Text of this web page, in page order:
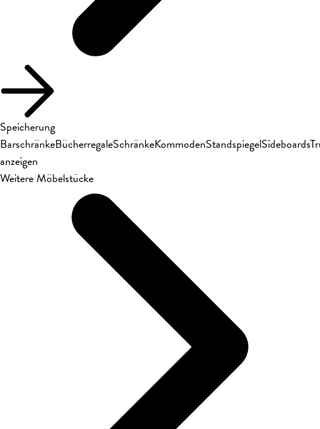
Speicherung
BarschränkeBücherregaleSchränkeKommodenStandspiegelSideboards
anzeigen
Weitere Möbelstücke